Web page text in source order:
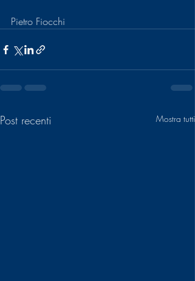
Pietro Fiocchi
Post recenti Mostra tutti